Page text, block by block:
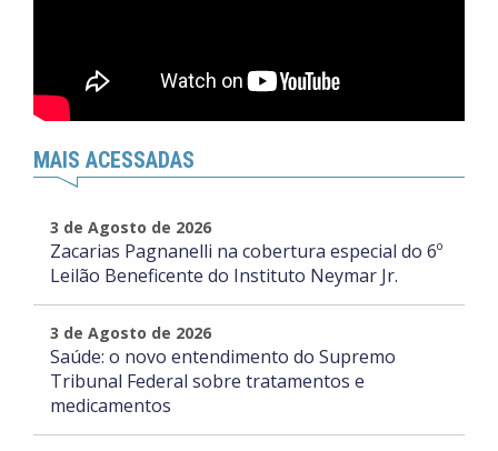
MAIS ACESSADAS
3 de Agosto de 2026
Zacarias Pagnanelli na cobertura especial do 6º
Leilão Beneficente do Instituto Neymar Jr.
3 de Agosto de 2026
Saúde: o novo entendimento do Supremo
Tribunal Federal sobre tratamentos e
medicamentos